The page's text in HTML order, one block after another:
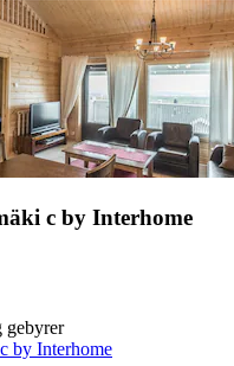
c by Interhome
gebyrer
by Interhome